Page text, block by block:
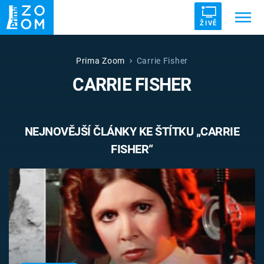
ŽIVĚ
UFO DRUHÁ SVĚTOVÁ VÁLKA
VETŘELCI DÁVNOVĚKU
Témata
Pořady
TV Program
Prima Zoom Carrie Fisher
CARRIE FISHER
NEJNOVĚJŠÍ ČLÁNKY KE ŠTÍTKU „CARRIE
FISHER“